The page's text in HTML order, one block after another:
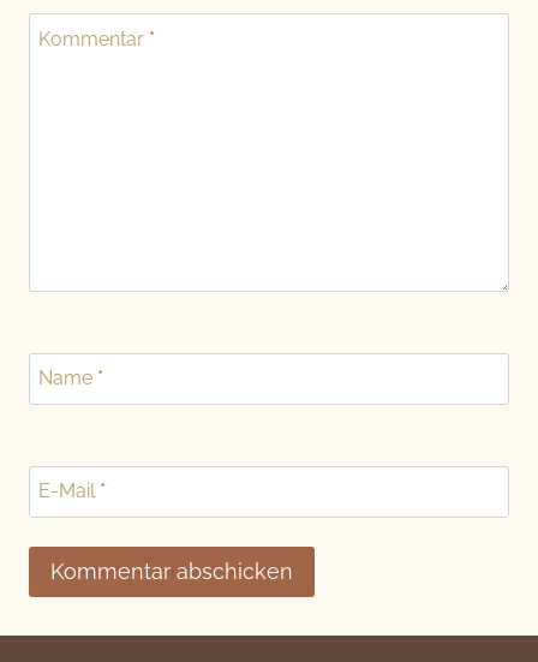
Kommentar *
Name *
E-Mail *